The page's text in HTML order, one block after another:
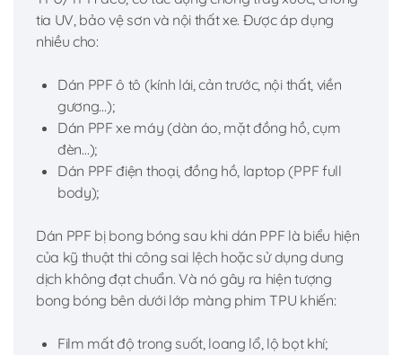
tia UV, bảo vệ sơn và nội thất xe. Được áp dụng
nhiều cho:
Dán PPF ô tô (kính lái, cản trước, nội thất, viền
gương…);
Dán PPF xe máy (dàn áo, mặt đồng hồ, cụm
đèn…);
Dán PPF điện thoại, đồng hồ, laptop (PPF full
body);
Dán PPF bị bong bóng sau khi dán PPF là biểu hiện
của kỹ thuật thi công sai lệch hoặc sử dụng dung
dịch không đạt chuẩn. Và nó gây ra hiện tượng
bong bóng bên dưới lớp màng phim TPU khiến:
Film mất độ trong suốt, loang lổ, lộ bọt khí;